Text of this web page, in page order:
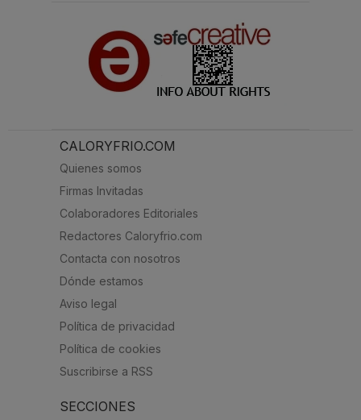
CALORYFRIO.COM
Quienes somos
Firmas Invitadas
Colaboradores Editoriales
Redactores Caloryfrio.com
Contacta con nosotros
Dónde estamos
Aviso legal
Política de privacidad
Política de cookies
Suscribirse a RSS
SECCIONES